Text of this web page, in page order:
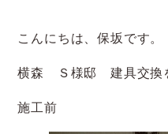
こんにちは、保坂です。
横森 Ｓ様邸 建具交換
施工前